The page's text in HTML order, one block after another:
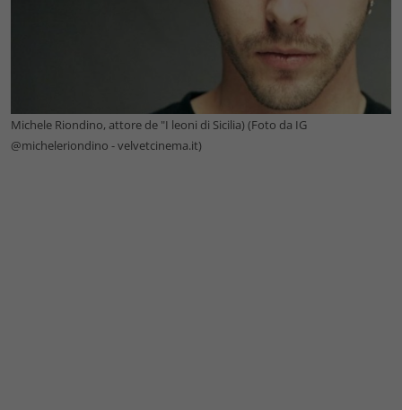
Michele Riondino, attore de "I leoni di Sicilia) (Foto da IG
@micheleriondino - velvetcinema.it)